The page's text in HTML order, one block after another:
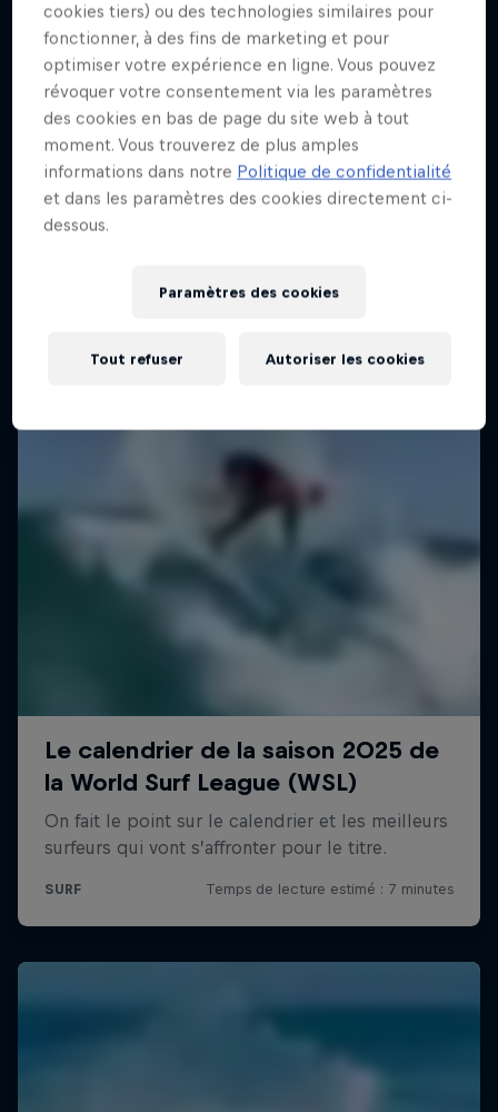
cookies tiers) ou des technologies similaires pour
fonctionner, à des fins de marketing et pour
optimiser votre expérience en ligne. Vous pouvez
révoquer votre consentement via les paramètres
des cookies en bas de page du site web à tout
moment. Vous trouverez de plus amples
informations dans notre Politique de confidentialité
et dans les paramètres des cookies directement ci-
dessous.
Paramètres des cookies
Tout refuser Autoriser les cookies